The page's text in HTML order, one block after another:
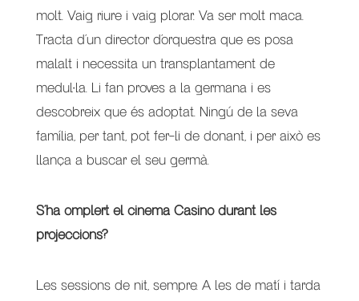
molt. Vaig riure i vaig plorar. Va ser molt maca.
Tracta d’un director d’orquestra que es posa
malalt i necessita un transplantament de
medul·la. Li fan proves a la germana i es
descobreix que és adoptat. Ningú de la seva
família, per tant, pot fer-li de donant, i per això es
llança a buscar el seu germà.
S’ha omplert el cinema Casino durant les
projeccions?
Les sessions de nit, sempre. A les de matí i tarda